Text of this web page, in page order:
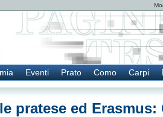
Eventi Prato Como Carpi
pratese ed